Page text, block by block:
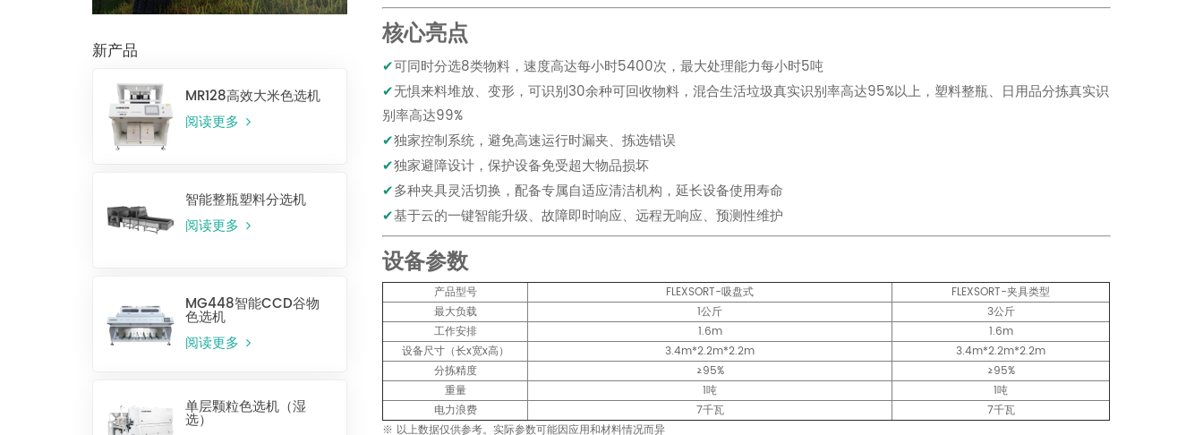
新产品
MR128高效大米色选机
阅读更多
智能整瓶塑料分选机
阅读更多
MG448智能CCD谷物
色选机
阅读更多
单层颗粒色选机（湿
选）
核心亮点
✔可同时分选8类物料，速度高达每小时5400次，最大处理能力每小时5吨
✔无惧来料堆放、变形，可识别30余种可回收物料，混合生活垃圾真实识别率高达95%以上，塑料整瓶、日用品分拣真实识
别率高达99%
✔独家控制系统，避免高速运行时漏夹、拣选错误
✔独家避障设计，保护设备免受超大物品损坏
✔多种夹具灵活切换，配备专属自适应清洁机构，延长设备使用寿命
✔基于云的一键智能升级、故障即时响应、远程无响应、预测性维护
设备参数
产品型号 FLEXSORT-吸盘式
FLEXSORT-夹具类型
最大负载
1公斤
3公斤
工作安排
1.6m
1.6m
设备尺寸（长x宽x高）
3.4m*2.2m*2.2m
3.4m*2.2m*2.2m
分拣精度
≥95%
≥95%
重量
1吨
1吨
电力浪费
7千瓦
7千瓦
※ 以上数据仅供参考。实际参数可能因应用和材料情况而异